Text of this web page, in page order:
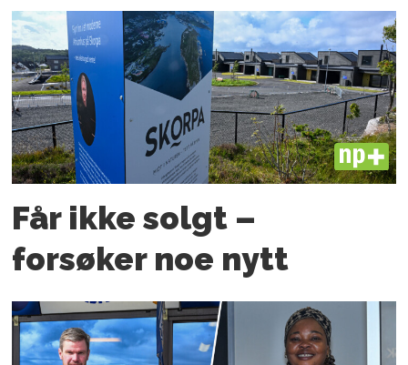
PLUS
Får ikke solgt –
forsøker noe nytt